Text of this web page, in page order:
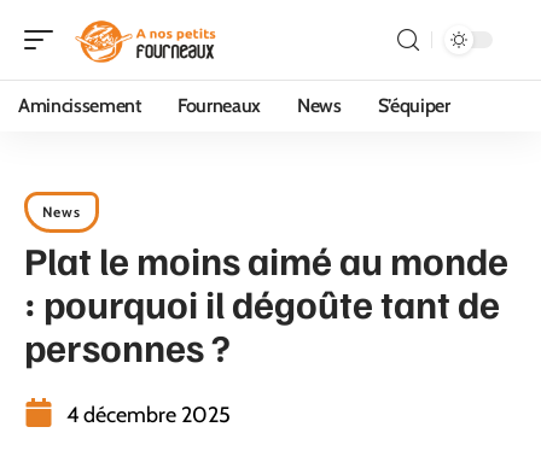
Amincissement Fourneaux News S’équiper
News
Plat le moins aimé au monde
: pourquoi il dégoûte tant de
personnes ?
4 décembre 2025